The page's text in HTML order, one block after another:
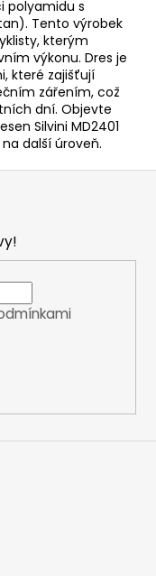
polyamidu s
Tento výrobek
kterým
výkonu. Dres je
které zajišťují
zářením, což
dní. Objevte
Silvini MD2401
další úroveň.